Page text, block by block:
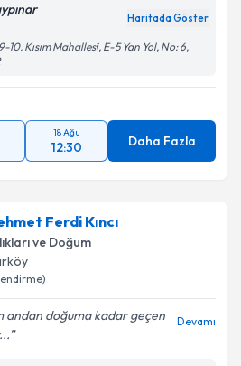
Haritada Göster
Kısım Mahallesi, E-5 Yan Yol, No: 6,
18 Ağu
12:30 Daha Fazla
Ferdi Kıncı
ve Doğum
andan doğuma kadar geçen
Devamı